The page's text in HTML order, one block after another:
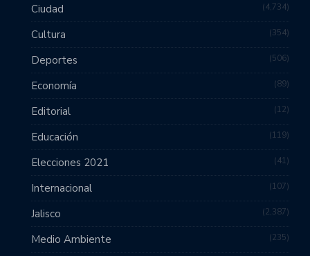
Ciudad 4,734
Cultura 354
Deportes 506
Economía 89
Editorial 12
Educación 119
Elecciones 2021 41
Internacional 107
Jalisco 2,387
Medio Ambiente 235